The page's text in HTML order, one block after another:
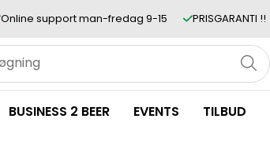
Online support man-fredag 9-15 PRISGARANTI !!
BUSINESS 2 BEER EVENTS TILBUD